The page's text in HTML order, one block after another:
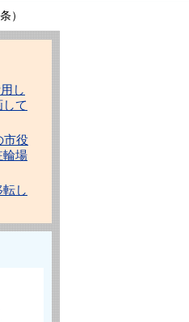
）
し
て
市役
輪場
し